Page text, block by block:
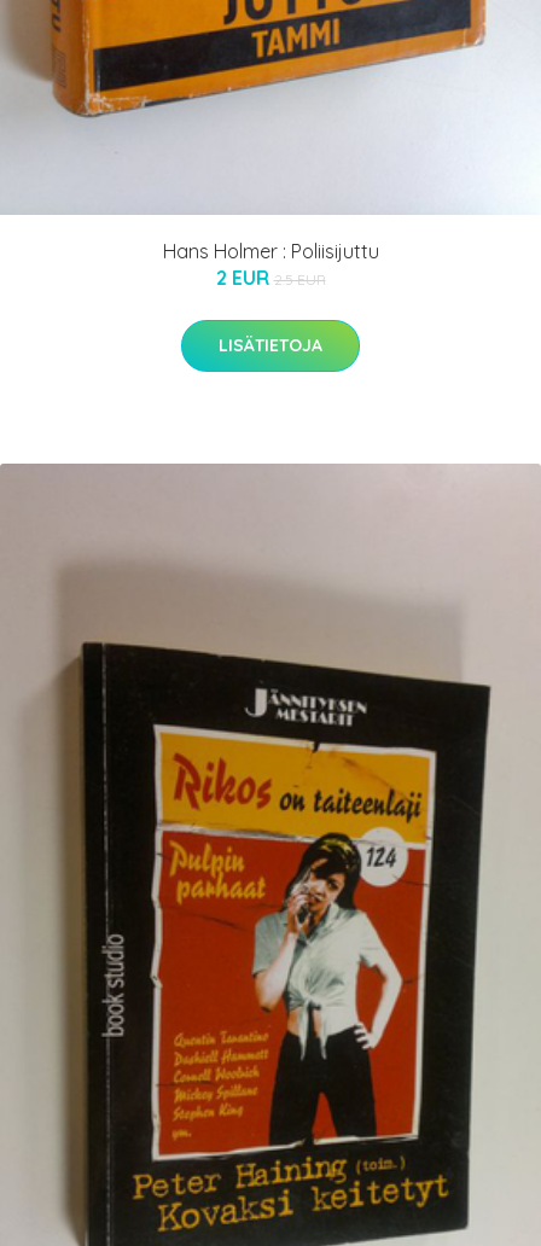
Hans Holmer : Poliisijuttu
2 EUR 2.5 EUR
LISÄTIETOJA